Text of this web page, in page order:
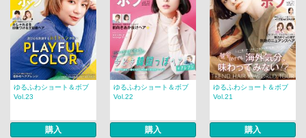
ゆるふわショート＆ボブ
Vol.23
購入
ゆるふわショート＆ボブ
Vol.22
購入
ゆるふわショート＆ボブ
Vol.21
購入